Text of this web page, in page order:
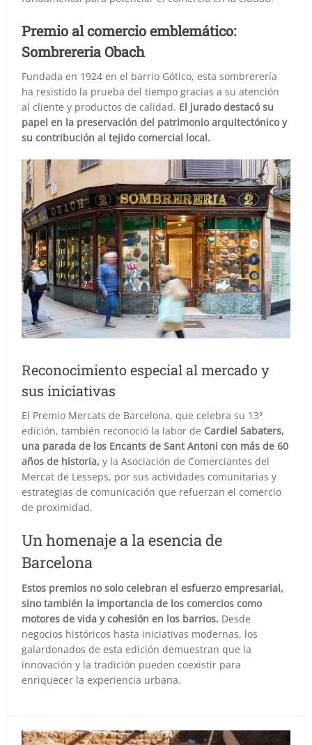
Premio al comercio emblemático:
Sombrereria Obach
Fundada en 1924 en el barrio Gótico, esta sombrerería
ha resistido la prueba del tiempo gracias a su atención
al cliente y productos de calidad. El jurado destacó su
papel en la preservación del patrimonio arquitectónico y
su contribución al tejido comercial local.
Reconocimiento especial al mercado y
sus iniciativas
El Premio Mercats de Barcelona, que celebra su 13ª
edición, también reconoció la labor de Cardiel Sabaters,
una parada de los Encants de Sant Antoni con más de 60
años de historia, y la Asociación de Comerciantes del
Mercat de Lesseps, por sus actividades comunitarias y
estrategias de comunicación que refuerzan el comercio
de proximidad.
Un homenaje a la esencia de
Barcelona
Estos premios no solo celebran el esfuerzo empresarial,
sino también la importancia de los comercios como
motores de vida y cohesión en los barrios. Desde
negocios históricos hasta iniciativas modernas, los
galardonados de esta edición demuestran que la
innovación y la tradición pueden coexistir para
enriquecer la experiencia urbana.